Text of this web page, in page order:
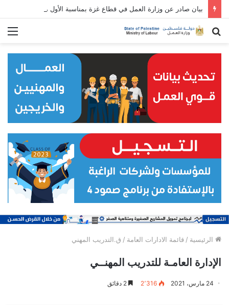
بحث
الرئيسية / قائمة الادارات العامة / ق.التدريب المهني
الإدارة العامـة للتدريب المهنــي
24 مارس، 2021 2٬316